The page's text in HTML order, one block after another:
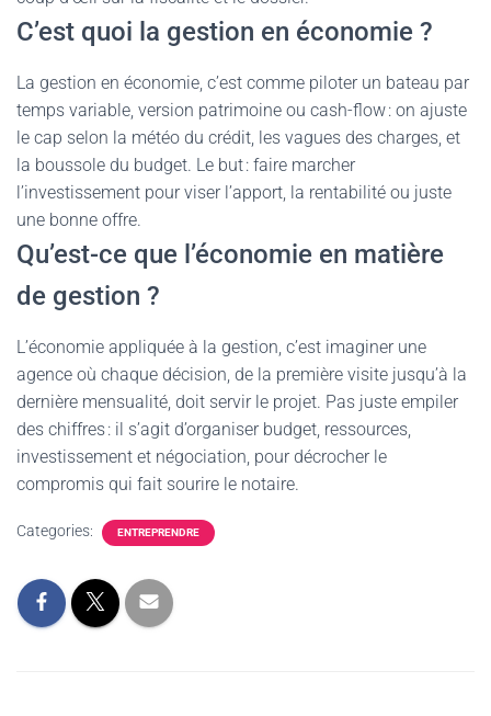
C’est quoi la gestion en économie ?
La gestion en économie, c’est comme piloter un bateau par
temps variable, version patrimoine ou cash-flow : on ajuste
le cap selon la météo du crédit, les vagues des charges, et
la boussole du budget. Le but : faire marcher
l’investissement pour viser l’apport, la rentabilité ou juste
une bonne offre.
Qu’est-ce que l’économie en matière
de gestion ?
L’économie appliquée à la gestion, c’est imaginer une
agence où chaque décision, de la première visite jusqu’à la
dernière mensualité, doit servir le projet. Pas juste empiler
des chiffres : il s’agit d’organiser budget, ressources,
investissement et négociation, pour décrocher le
compromis qui fait sourire le notaire.
Categories: ENTREPRENDRE